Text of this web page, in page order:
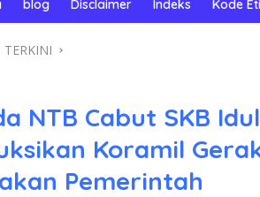
blog Disclaimer Indeks Kode
TERKINI
NTB Cabut SKB
Koramil
Pemerintah